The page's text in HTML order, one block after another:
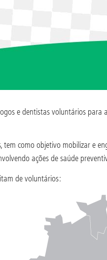
e dentistas voluntários
como objetivo mobilizar e
ações de saúde
de voluntários: